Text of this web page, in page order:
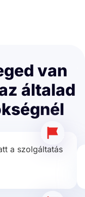
van
általad
a szolgáltatás